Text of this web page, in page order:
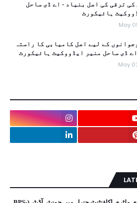
کی ترقی کی اصل بنیاد - اے ڈی ساحل
ہائیکورٹ
May
کے لیے اصل کامیابی کا راستہ
ڈی ساحل منیر ایڈووکیٹ ہائیکورٹ
May